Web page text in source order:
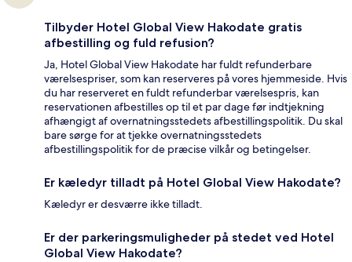
Tilbyder Hotel Global View Hakodate gratis
afbestilling og fuld refusion?
Ja, Hotel Global View Hakodate har fuldt refunderbare
værelsespriser, som kan reserveres på vores hjemmeside. Hvis
du har reserveret en fuldt refunderbar værelsespris, kan
reservationen afbestilles op til et par dage før indtjekning
afhængigt af overnatningsstedets afbestillingspolitik. Du skal
bare sørge for at tjekke overnatningsstedets
afbestillingspolitik for de præcise vilkår og betingelser.
Er kæledyr tilladt på Hotel Global View Hakodate?
Kæledyr er desværre ikke tilladt.
Er der parkeringsmuligheder på stedet ved Hotel
Global View Hakodate?